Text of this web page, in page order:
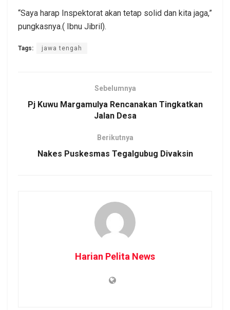
“Saya harap Inspektorat akan tetap solid dan kita jaga,”
pungkasnya.( Ibnu Jibril).
Tags: jawa tengah
Sebelumnya
Pj Kuwu Margamulya Rencanakan Tingkatkan
Jalan Desa
Berikutnya
Nakes Puskesmas Tegalgubug Divaksin
Harian Pelita News